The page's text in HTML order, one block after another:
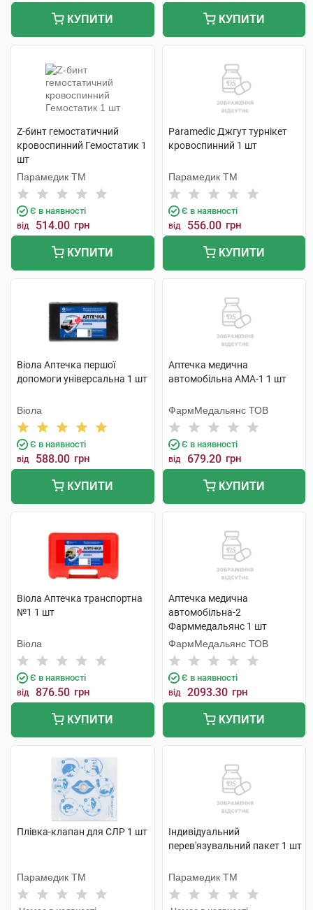
КУПИТИ КУПИТИ
Z-бинт гемостатичний
кровоспинний Гемостатик 1
шт
Парамедик ТМ
Є в наявності
від 514.00 грн
КУПИТИ
Paramedic Джгут турнікет
кровоспинний 1 шт
Парамедик ТМ
Є в наявності
від 556.00 грн
КУПИТИ
Віола Аптечка першої
допомоги універсальна 1 шт
Віола
Є в наявності
від 588.00 грн
КУПИТИ
Аптечка медична
автомобільна АМА-1 1 шт
ФармМедальянс ТОВ
Є в наявності
від 679.20 грн
КУПИТИ
Віола Аптечка транспортна
№1 1 шт
Віола
Є в наявності
від 876.50 грн
КУПИТИ
Аптечка медична
автомобільна-2
Фарммедальянс 1 шт
ФармМедальянс ТОВ
Є в наявності
від 2093.30 грн
КУПИТИ
Плівка-клапан для СЛР 1 шт
Парамедик ТМ
Індивідуальний
перев'язувальний пакет 1 шт
Парамедик ТМ